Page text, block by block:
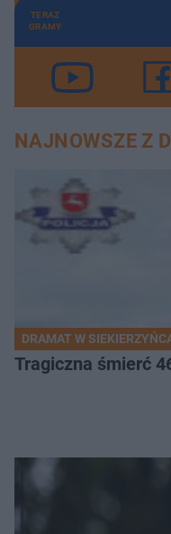
TERAZ
GRAMY
NAJNOWSZE Z
DRAMAT W
Tragiczna śmierć